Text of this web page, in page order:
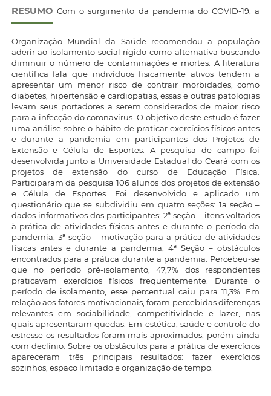
RESUMO Com o surgimento da pandemia do COVID-19, a
Organização Mundial da Saúde recomendou a população
aderir ao isolamento social rígido como alternativa buscando
diminuir o número de contaminações e mortes. A literatura
científica fala que indivíduos fisicamente ativos tendem a
apresentar um menor risco de contrair morbidades, como
diabetes, hipertensão e cardiopatias, essas e outras patologias
levam seus portadores a serem considerados de maior risco
para a infecção do coronavírus. O objetivo deste estudo é fazer
uma análise sobre o hábito de praticar exercícios físicos antes
e durante a pandemia em participantes dos Projetos de
Extensão e Célula de Esportes. A pesquisa de campo foi
desenvolvida junto a Universidade Estadual do Ceará com os
projetos de extensão do curso de Educação Física.
Participaram da pesquisa 106 alunos dos projetos de extensão
e Célula de Esportes. Foi desenvolvido e aplicado um
questionário que se subdividiu em quatro seções: 1a seção –
dados informativos dos participantes; 2ª seção – itens voltados
à prática de atividades físicas antes e durante o período da
pandemia; 3ª seção – motivação para a prática de atividades
físicas antes e durante a pandemia; 4ª Seção – obstáculos
encontrados para a prática durante a pandemia. Percebeu-se
que no período pré-isolamento, 47,7% dos respondentes
praticavam exercícios físicos frequentemente. Durante o
período de isolamento, esse percentual caiu para 11,3%. Em
relação aos fatores motivacionais, foram percebidas diferenças
relevantes em sociabilidade, competitividade e lazer, nas
quais apresentaram quedas. Em estética, saúde e controle do
estresse os resultados foram mais aproximados, porém ainda
com declínio. Sobre os obstáculos para a prática de exercícios
apareceram três principais resultados: fazer exercícios
sozinhos, espaço limitado e organização de tempo.